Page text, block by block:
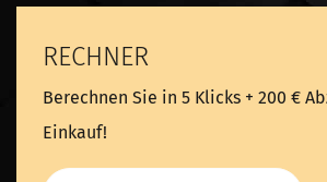
RECHNER
Berechnen Sie in 5 Klicks + 200 €
Einkauf!